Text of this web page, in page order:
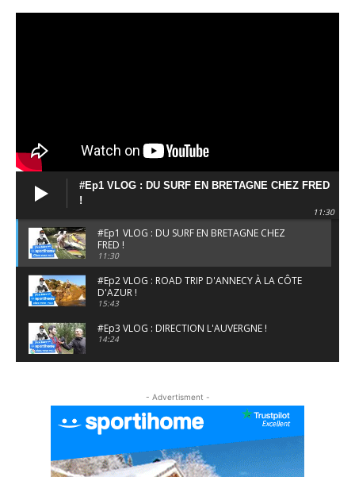
#Ep1 VLOG : DU SURF EN BRETAGNE CHEZ FRED
!
11:30
#Ep1 VLOG : DU SURF EN BRETAGNE CHEZ
FRED !
11:30
#Ep2 VLOG : ROAD TRIP D'ANNECY À LA CÔTE
D'AZUR !
15:43
#Ep3 VLOG : DIRECTION L'AUVERGNE !
14:24
#EP6 VLOG : SKI & RANDONNÉE DANS LES
ALPES
#EP7 VLOG : DE LA RAQUETTE EN PLEIN MILIEU
- Advertisment -